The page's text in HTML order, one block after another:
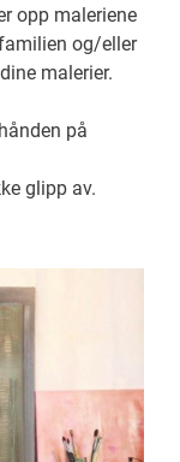
opp maleriene
og/eller
malerier.
på
glipp av.